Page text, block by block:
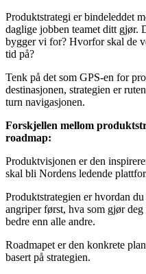
Produktstrategi er bindeleddet
daglige jobben teamet ditt gjør.
bygger vi for? Hvorfor skal de
tid på?
Tenk på det som GPS-en for
destinasjonen, strategien er
turn navigasjonen.
Forskjellen mellom
roadmap:
Produktvisjonen er den
skal bli Nordens ledende
Produktstrategien er hvordan
angriper først, hva som gjør
bedre enn alle andre.
Roadmapet er den konkrete
basert på strategien.